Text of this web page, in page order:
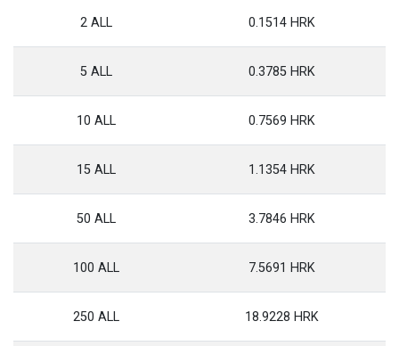
2 ALL 0.1514 HRK
5 ALL 0.3785 HRK
10 ALL 0.7569 HRK
15 ALL 1.1354 HRK
50 ALL 3.7846 HRK
100 ALL 7.5691 HRK
250 ALL 18.9228 HRK